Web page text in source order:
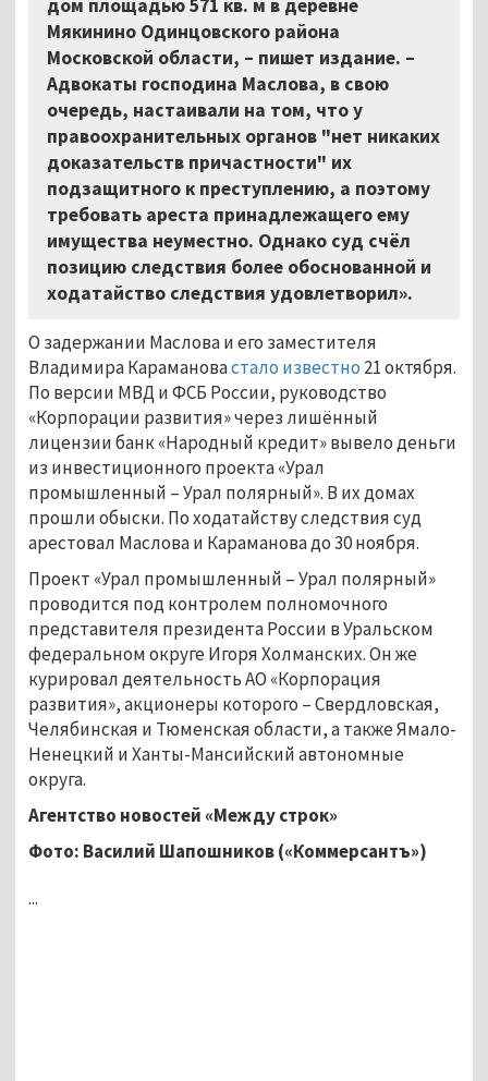
дом площадью 571 кв. м в деревне
Мякинино Одинцовского района
Московской области, – пишет издание. –
Адвокаты господина Маслова, в свою
очередь, настаивали на том, что у
правоохранительных органов "нет никаких
доказательств причастности" их
подзащитного к преступлению, а поэтому
требовать ареста принадлежащего ему
имущества неуместно. Однако суд счёл
позицию следствия более обоснованной и
ходатайство следствия удовлетворил».
О задержании Маслова и его заместителя
Владимира Карамановастало известно 21 октября.
По версии МВД и ФСБ России, руководство
«Корпорации развития» через лишённый
лицензии банк «Народный кредит» вывело деньги
из инвестиционного проекта «Урал
промышленный – Урал полярный». В их домах
прошли обыски. По ходатайству следствия суд
арестовал Маслова и Караманова до 30 ноября.
Проект «Урал промышленный – Урал полярный»
проводится под контролем полномочного
представителя президента России в Уральском
федеральном округе Игоря Холманских. Он же
курировал деятельность АО «Корпорация
развития», акционеры которого – Свердловская,
Челябинская и Тюменская области, а также Ямало-
Ненецкий и Ханты-Мансийский автономные
округа.
Агентство новостей «Между строк»
Фото: Василий Шапошников («Коммерсантъ»)
...